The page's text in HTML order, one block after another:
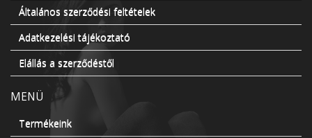
Általános szerződési feltételek
Adatkezelési tájékoztató
Elállás a szerződéstől
MENÜ
Termékeink